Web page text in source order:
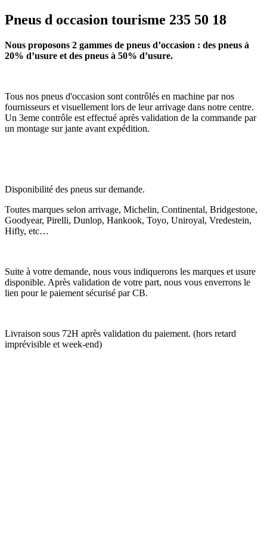
Pneus d occasion tourisme 235 50 18
Nous proposons 2 gammes de pneus d’occasion : des pneus à
20% d’usure et des pneus à 50% d’usure.
Tous nos pneus d'occasion sont contrôlés en machine par nos
fournisseurs et visuellement lors de leur arrivage dans notre centre.
Un 3eme contrôle est effectué après validation de la commande par
un montage sur jante avant expédition.
Disponibilité des pneus sur demande.
Toutes marques selon arrivage, Michelin, Continental, Bridgestone,
Goodyear, Pirelli, Dunlop, Hankook, Toyo, Uniroyal, Vredestein,
Hifly, etc…
Suite à votre demande, nous vous indiquerons les marques et usure
disponible. Après validation de votre part, nous vous enverrons le
lien pour le paiement sécurisé par CB.
Livraison sous 72H après validation du paiement. (hors retard
imprévisible et week-end)